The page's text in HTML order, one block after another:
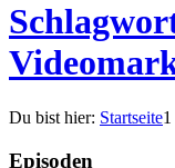
Du bist hier: Startseite1
Episoden